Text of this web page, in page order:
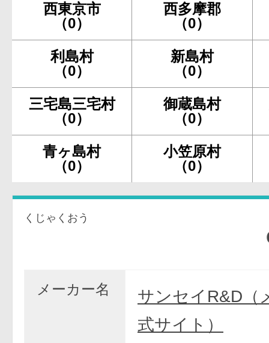
西東京市
（0）
西多摩郡
（0）
利島村
（0）
新島村
（0）
三宅島三宅村
（0）
御蔵島村
（0）
青ヶ島村
（0）
小笠原村
（0）
くじゃくおう
メーカー名
サンセイR&D（
式サイト）